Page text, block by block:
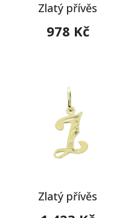
Zlatý přívěs
978 Kč
Zlatý přívěs